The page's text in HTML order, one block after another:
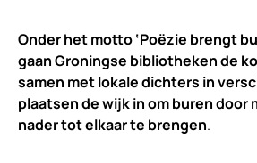
Onder het motto ‘Poëzie brengt
gaan Groningse bibliotheken de
samen met lokale dichters in
plaatsen de wijk in om buren door
nader tot elkaar te brengen.